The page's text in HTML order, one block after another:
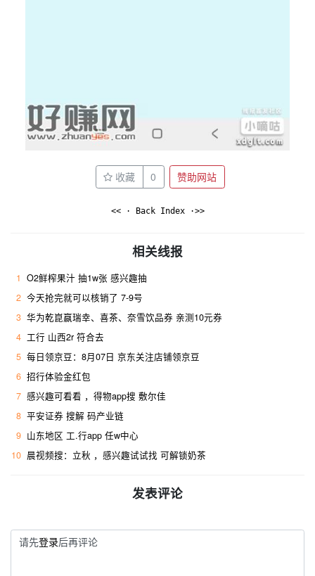
收藏 0 赞助网站
<< · Back Index ·>>
相关线报
1 O2鲜榨果汁 抽1w张 感兴趣抽
2 今天抢完就可以核销了 7-9号
3 华为乾崑赢瑞幸、喜茶、奈雪饮品券 亲测10元券
4 工行 山西2r 符合去 ​
5 每日领京豆：8月07日 京东关注店铺领京豆
6 招行体验金红包
7 感兴趣可看看 ，得物app搜 敷尔佳
8 平安证券 搜解 码产业链
9 山东地区 工.行app 任w中心
10 晨视频搜：立秋 ，感兴趣试试找 可解锁奶茶
发表评论
请先登录后再评论